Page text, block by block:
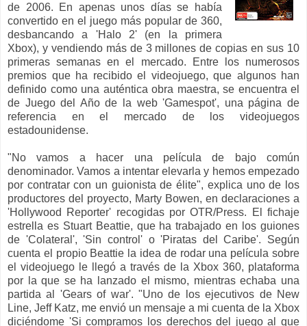
de 2006. En apenas unos días se había
convertido en el juego más popular de 360,
desbancando a 'Halo 2' (en la primera
Xbox), y vendiendo más de 3 millones de copias en sus 10
primeras semanas en el mercado. Entre los numerosos
premios que ha recibido el videojuego, que algunos han
definido como una auténtica obra maestra, se encuentra el
de Juego del Año de la web 'Gamespot', una página de
referencia en el mercado de los videojuegos
estadounidense.
"No vamos a hacer una película de bajo común
denominador. Vamos a intentar elevarla y hemos empezado
por contratar con un guionista de élite", explica uno de los
productores del proyecto, Marty Bowen, en declaraciones a
'Hollywood Reporter' recogidas por OTR/Press. El fichaje
estrella es Stuart Beattie, que ha trabajado en los guiones
de 'Colateral', 'Sin control' o 'Piratas del Caribe'. Según
cuenta el propio Beattie la idea de rodar una película sobre
el videojuego le llegó a través de la Xbox 360, plataforma
por la que se ha lanzado el mismo, mientras echaba una
partida al 'Gears of war'. "Uno de los ejecutivos de New
Line, Jeff Katz, me envió un mensaje a mi cuenta de la Xbox
diciéndome 'Si compramos los derechos del juego al que